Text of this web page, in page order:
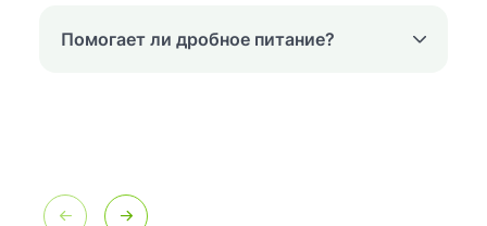
Помогает ли дробное питание?